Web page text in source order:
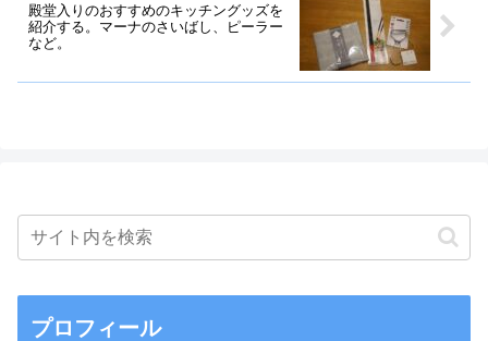
殿堂入りのおすすめのキッチングッズを
紹介する。マーナのさいばし、ピーラー
など。
プロフィール